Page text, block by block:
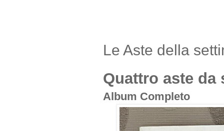
Le Aste della
Quattro aste da
Album Completo